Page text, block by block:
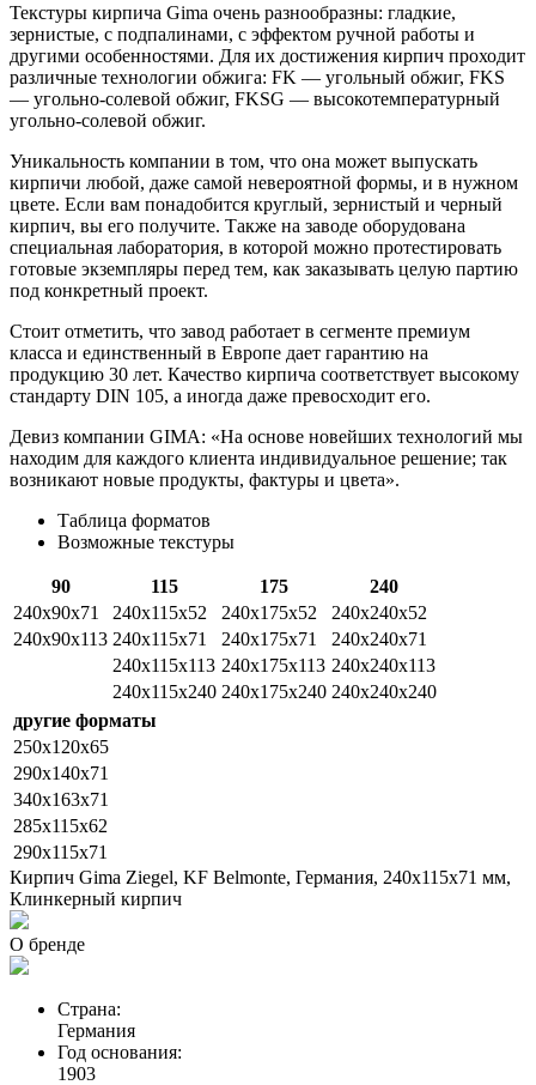
Текстуры кирпича Gima очень разнообразны: гладкие,
зернистые, с подпалинами, с эффектом ручной работы и
другими особенностями. Для их достижения кирпич проходит
различные технологии обжига: FK — угольный обжиг, FKS
— угольно-солевой обжиг, FKSG — высокотемпературный
угольно-солевой обжиг.
Уникальность компании в том, что она может выпускать
кирпичи любой, даже самой невероятной формы, и в нужном
цвете. Если вам понадобится круглый, зернистый и черный
кирпич, вы его получите. Также на заводе оборудована
специальная лаборатория, в которой можно протестировать
готовые экземпляры перед тем, как заказывать целую партию
под конкретный проект.
Стоит отметить, что завод работает в сегменте премиум
класса и единственный в Европе дает гарантию на
продукцию 30 лет. Качество кирпича соответствует высокому
стандарту DIN 105, а иногда даже превосходит его.
Девиз компании GIMA: «На основе новейших технологий мы
находим для каждого клиента индивидуальное решение; так
возникают новые продукты, фактуры и цвета».
Таблица форматов
Возможные текстуры
90 115 175
240
240х90х71
240x115x52 240х175х52
240х240х52
240x90x113 240x115x71 240х175х71
240х240х71
240x115x113 240х175х113 240х240х113
240x115x240 240х175х240 240х240х240
другие форматы
250x120x65
290x140x71
340x163x71
285x115x62
290x115x71
Кирпич Gima Ziegel, KF Belmonte, Германия, 240х115х71 мм,
Клинкерный кирпич
О бренде
Страна:
Германия
Год основания:
1903